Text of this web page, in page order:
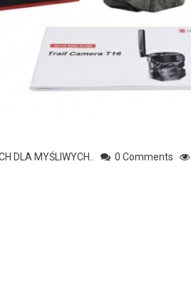
DLA MYŚLIWYCH.. 0 Comments